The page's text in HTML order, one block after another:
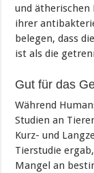
und ätherischen
ihrer
belegen, dass
ist als die
Gut für das
Während
Studien an
Kurz- und
Tierstudie
Mangel an